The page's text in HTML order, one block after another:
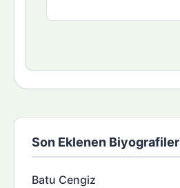
Son Eklenen Biyografiler
Batu Cengiz